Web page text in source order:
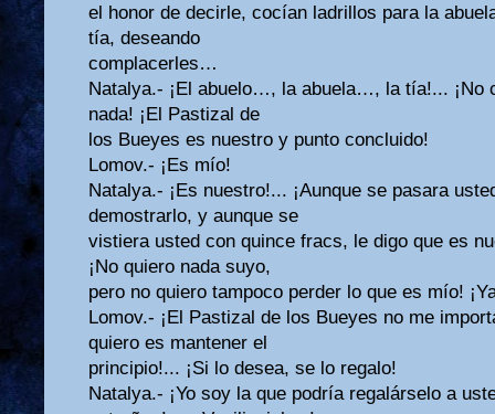
el honor de decirle, cocían ladrillos para la
tía, deseando
complacerles…
Natalya.- ¡El abuelo…, la abuela…, la tía!... ¡No
nada! ¡El Pastizal de
los Bueyes es nuestro y punto concluido!
Lomov.- ¡Es mío!
Natalya.- ¡Es nuestro!... ¡Aunque se pasara
demostrarlo, y aunque se
vistiera usted con quince fracs, le digo que es
¡No quiero nada suyo,
pero no quiero tampoco perder lo que es mío!
Lomov.- ¡El Pastizal de los Bueyes no me
quiero es mantener el
principio!... ¡Si lo desea, se lo regalo!
Natalya.- ¡Yo soy la que podría regalárselo a